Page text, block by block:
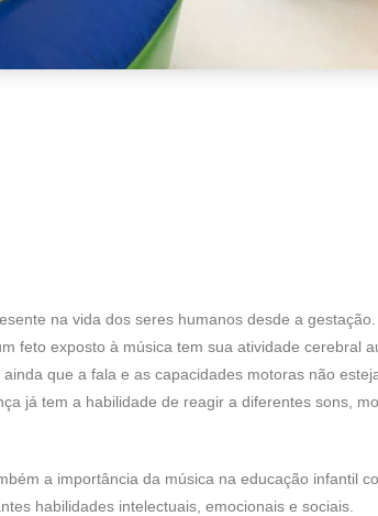
na vida dos seres humanos desde a
feto exposto à música tem sua atividade cerebral
que a fala e as capacidades motoras não
já tem a habilidade de reagir a diferentes sons,
a importância da música na educação infantil
habilidades intelectuais, emocionais e sociais.